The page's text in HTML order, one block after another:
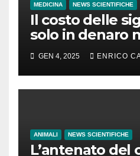
MEDICINA NEWS SCIENTIFICHE
Il costo delle
solo in denaro
tempo di vita
GEN 4, 2025 ENRICO
ANIMALI NEWS SCIENTIFICHE
L’antenato del